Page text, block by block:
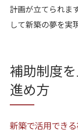
計画が立てられま
して新築の夢を実
補助制度
進め方
新築で活用でき